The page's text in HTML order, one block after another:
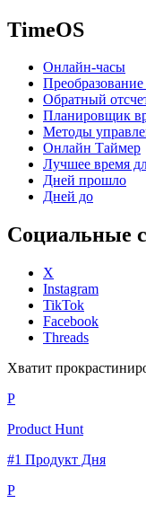
TimeOS
Онлайн-часы
Обратный
Планировщик
Методы
Онлайн Таймер
Лучшее время
Дней прошло
Дней до
Социальные
X
Instagram
TikTok
Facebook
Threads
Хватит
P
Product Hunt
#1 Продукт Дня
P